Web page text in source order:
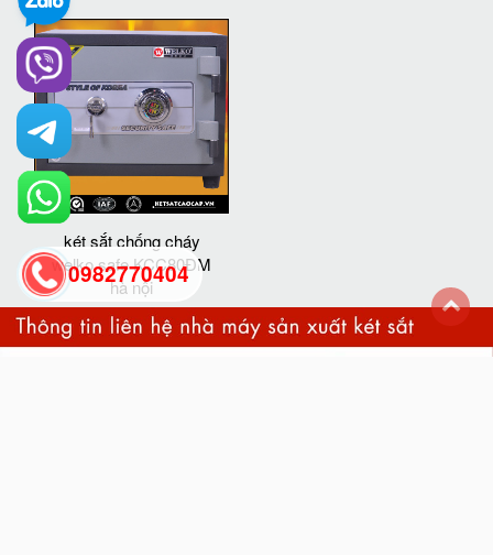
két sắt chống cháy
welko safe KCC80ĐM
hà nội
0982770404
back